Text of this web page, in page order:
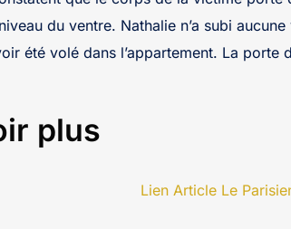
du ventre. Nathalie n’a subi
été volé dans l’appartement. La porte
plus
Lien Article Le